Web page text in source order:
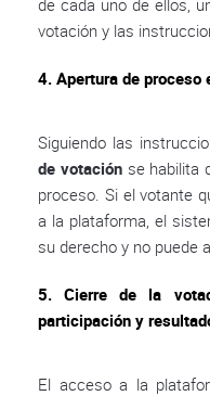
votación y las
4. Apertura de proceso
Siguiendo las
de votaciónse habilita
proceso. Si el votante
a la plataforma, el
su derecho y no puede
5. Cierre de la
participación y
El acceso a la